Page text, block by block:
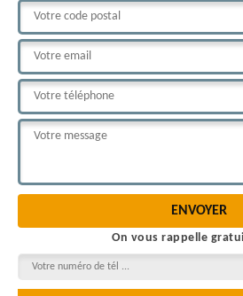
On vous rappelle